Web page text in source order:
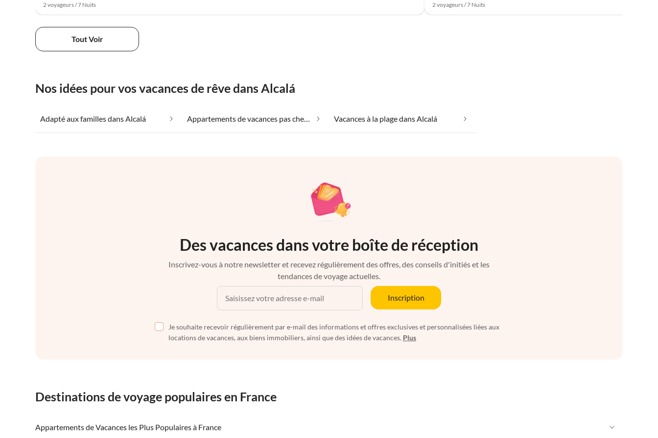
2 voyageurs / 7 Nuits 2 voyageurs / 7 Nuits
Tout Voir
Nos idées pour vos vacances de rêve dans Alcalá
Adapté aux familles dans Alcalá Appartements de vacances pas chers dans Alcalá Vacances à la plage dans Alcalá
Des vacances dans votre boîte de réception
Inscrivez-vous à notre newsletter et recevez régulièrement des offres, des conseils d'initiés et les
tendances de voyage actuelles.
Inscription
Je souhaite recevoir régulièrement par e-mail des informations et offres exclusives et personnalisées liées aux
locations de vacances, aux biens immobiliers, ainsi que des idées de vacances. Plus
Destinations de voyage populaires en France
Appartements de Vacances les Plus Populaires à France